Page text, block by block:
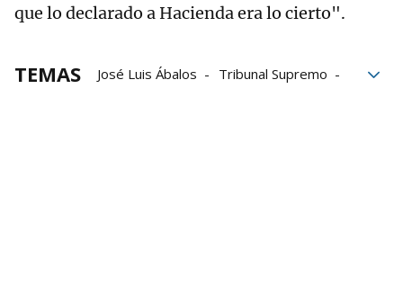
que lo declarado a Hacienda era lo cierto".
TEMAS José Luis Ábalos
Tribunal Supremo